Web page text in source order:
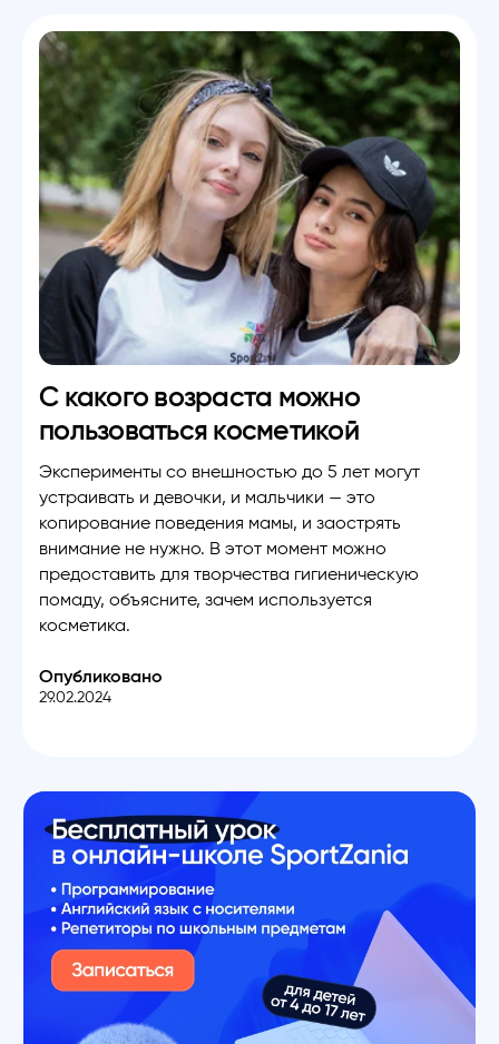
С какого возраста можно
пользоваться косметикой
Эксперименты со внешностью до 5 лет могут
устраивать и девочки, и мальчики — это
копирование поведения мамы, и заострять
внимание не нужно. В этот момент можно
предоставить для творчества гигиеническую
помаду, объясните, зачем используется
косметика.
Опубликовано
29.02.2024